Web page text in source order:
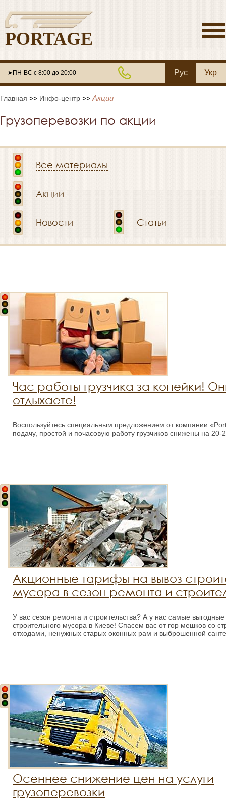
PORTAGE
➤ПН-ВС с 8:00 до 20:00 Рус Укр
Главная >> Инфо-центр >> Акции
Грузоперевозки по акции
Все материалы
Акции
Новости Статьи
Час работы грузчика за копейки!
отдыхаете!
Воспользуйтесь специальным предложением от компании
подачу, простой и почасовую работу грузчиков снижены на 20-
Акционные тарифы на вывоз
мусора в сезон ремонта и
У вас сезон ремонта и строительства? А у нас самые
строительного мусора в Киеве! Спасем вас от гор мешков со
отходами, ненужных старых оконных рам и выброшенной
Осеннее снижение цен на услуги
грузоперевозки